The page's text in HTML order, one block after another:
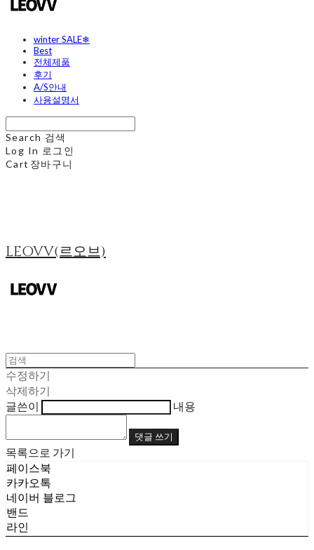
winter SALE❄
Best
전체제품
후기
A/S안내
사용설명서
Search 검색
Log In 로그인
Cart 장바구니
LEOVV(르오브)
수정하기
삭제하기
글쓴이
내용
댓글 쓰기
목록으로 가기
페이스북
카카오톡
네이버 블로그
밴드
라인